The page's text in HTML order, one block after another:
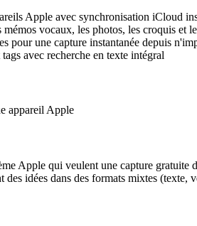
Apple avec synchronisation iCloud
vocaux, les photos, les croquis et
pour une capture instantanée depuis
avec recherche en texte intégral
appareil Apple
Apple qui veulent une capture gratuite
des idées dans des formats mixtes (texte,